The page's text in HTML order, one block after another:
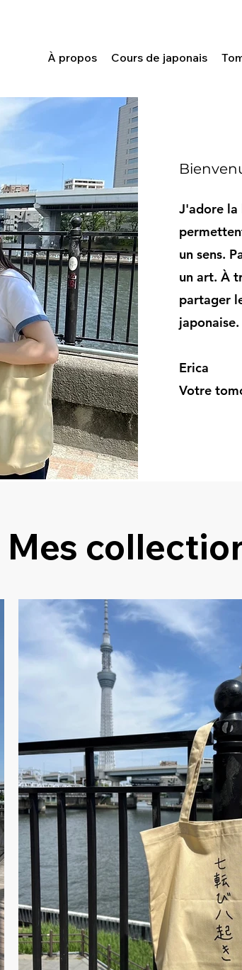
À propos Cours de japonais
J'adore la
un sens.
un art. À
partager
japonaise.
Erica
Votre
Mes